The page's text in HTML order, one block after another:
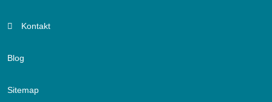
Kontakt
Blog
Sitemap